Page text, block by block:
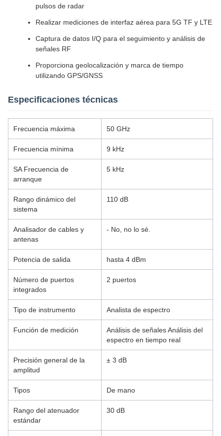
pulsos de radar
Realizar mediciones de interfaz aérea para 5G TF y LTE
Captura de datos I/Q para el seguimiento y análisis de
señales RF
Proporciona geolocalización y marca de tiempo
utilizando GPS/GNSS
Especificaciones técnicas
Frecuencia máxima 50 GHz
Frecuencia mínima 9 kHz
SA Frecuencia de
arranque
5 kHz
Rango dinámico del
sistema
110 dB
Analisador de cables y
antenas
- No, no lo sé.
Potencia de salida hasta 4 dBm
Número de puertos
integrados
2 puertos
Tipo de instrumento Analista de espectro
Función de medición
Análisis de señales Análisis del
espectro en tiempo real
Precisión general de la
amplitud
± 3 dB
Tipos De mano
Rango del atenuador
estándar
30 dB